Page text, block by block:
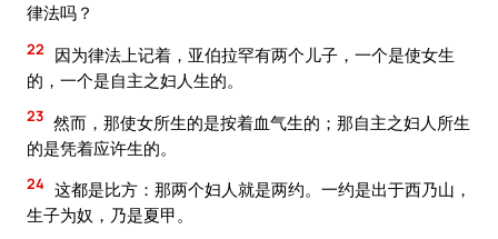
律法吗？
22
因为律法上记着，亚伯拉罕有两个儿子，一个是使女生
的，一个是自主之妇人生的。
23 然而，那使女所生的是按着血气生的；那自主之妇人所生
的是凭着应许生的。
24 这都是比方：那两个妇人就是两约。一约是出于西乃山，
生子为奴，乃是夏甲。